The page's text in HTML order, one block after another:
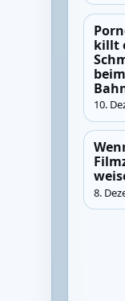
killt
10.
8.